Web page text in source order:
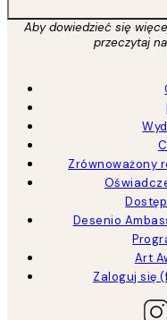
Aby dowiedzieć się
przeczytaj
Zrównoważony
Desenio
Art
Zaloguj się